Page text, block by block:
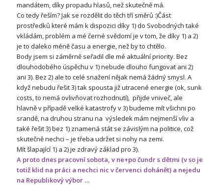
mandátem, díky propadu hlasů, než skutečně má.
Co tedy řeším? Jak se rozdělit do těch tří směrů :)Část
prostředků které mám k dispozici díky 1) do Svobodných také
vkládám, problém a mé černé svědomí je v tom, že díky 1) a 2)
je to daleko méně času a energie, než by to chtělo.
Body jsem si záměrně seřadil dle mé aktuální priority. Bez
dlouhodobého úspěchu v 1) nebude dlouho fungovat ani 2)
ani 3). Bez 2) ale to celé snažení nějak nemá žádný smysl. A
když nebudu řešit 3) tak spousta již utracené energie (ok, sunk
costs, to nemá ovlivňovat rozhodnutí), přijde vniveč, ale
hlavně v případě velké katastrofy v 3) budeme mít všichni po
srandě, na druhou stranu na výsledek mám nejmenší vliv a
také řešit 3) bez 1) znamená stát se závislým na politice, což
skutečně nechci – je třeba udržet si nohy na zemi.
Mít šlapající 1) a 2) je zdravý základ pro 3).
A proto dnes pracovní sobota, v ne+po čundr s dětmi (v so je
totiž klid na práci a nechci nic v červenci dohánět) a nejedu
na Republikový výbor …